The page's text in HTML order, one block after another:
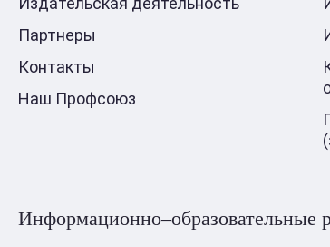
Партнеры
Контакты
Наш Профсоюз
Информационно–образовательные